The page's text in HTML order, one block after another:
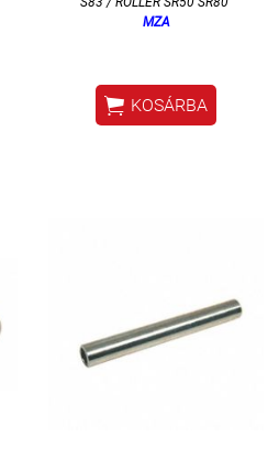
MZA
 KOSÁRBA